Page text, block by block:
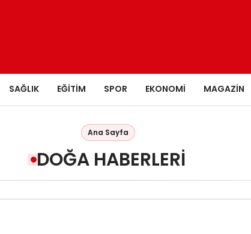
SAĞLIK EĞITIM SPOR EKONOMI MAGAZIN
Ana Sayfa
DOĞA HABERLERI